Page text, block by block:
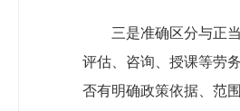
三是准确区分与正
评估、咨询、授课等劳
否有明确政策依据、范